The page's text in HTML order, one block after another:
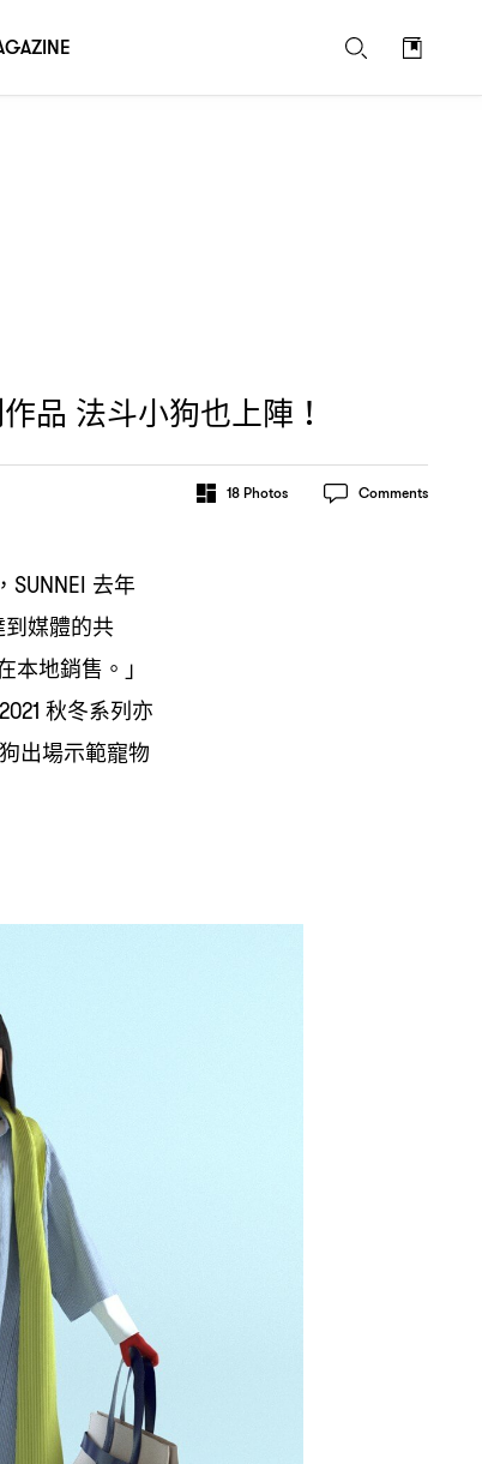
品 法斗小狗也上陣 ！
18Photos Comments
，SUNNEI 去年
媒體的共
本地銷售。」
2021 秋冬系列亦
出場示範寵物